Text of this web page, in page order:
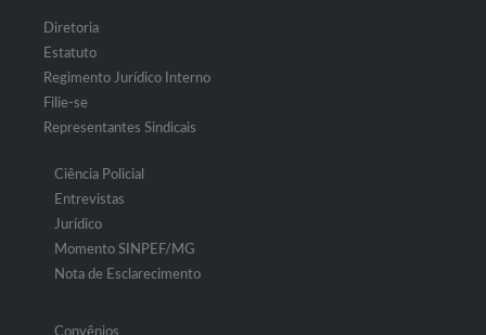
Diretoria
Estatuto
Regimento Jurídico Interno
Filie-se
Representantes Sindicais
Ciência Policial
Entrevistas
Jurídico
Momento SINPEF/MG
Nota de Esclarecimento